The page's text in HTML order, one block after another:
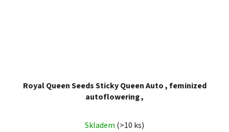
Royal Queen Seeds Sticky Queen Auto , feminized
autoflowering ,
Skladem (>10 ks)